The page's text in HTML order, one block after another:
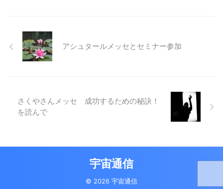
アシュタールメッセとセミナー参加
さくやさんメッセ 成功するための秘訣！
を読んで
宇宙通信
© 2026 宇宙通信